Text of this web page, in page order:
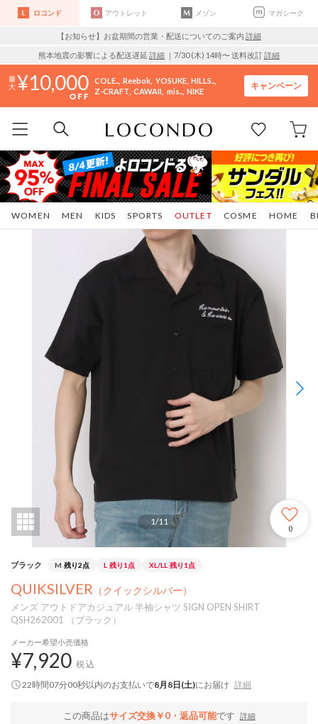
ロコンド アウトレット メゾン マガシーク
【お知らせ】お盆期間の営業・配送についてのご案内 詳細
熊本地震の影響による配送遅延 詳細 ｜7/30 (木) 14時〜 送料改訂詳細
10,000 COLE.. Reebok YOSUKE HILLS..
Z-CRAFT CAWAII mis.. NIKE
キャンペーン
WOMEN MEN KIDS SPORTS COSME HOME
OUTLET
1/11
0
ブラック M 残り2点 L 残り1点 XL/LL 残り1点
QUIKSILVER （クイックシルバー）
メンズ アウトドアカジュアル 半袖シャツ SIGN OPEN SHIRT
QSH262001 （ブラック）
メーカー希望小売価格
¥7,920 税込
22時間06分59秒以内のお支払いで8月8日(土)にお届け 詳細
この商品はサイズ交換￥0・返品可能です
詳細